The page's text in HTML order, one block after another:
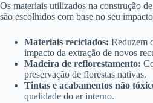
Os materiais utilizados na construção
são escolhidos com base no seu
Materiais reciclados: Reduzem
impacto da extração de novos
Madeira de reflorestamento:
preservação de florestas nativas.
Tintas e acabamentos não
qualidade do ar interno.